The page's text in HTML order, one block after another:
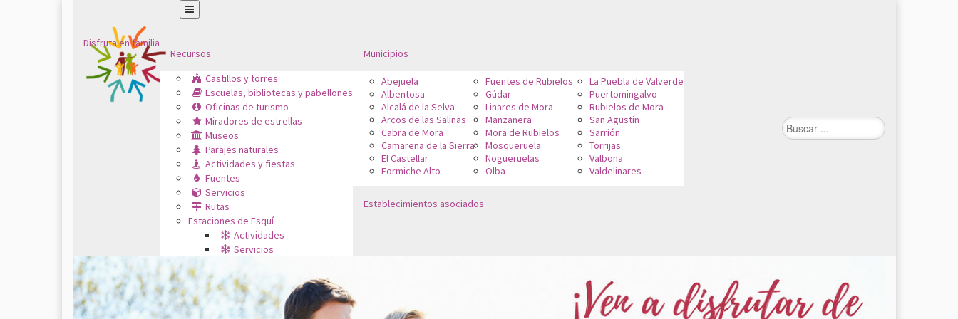
Disfruta en familia
Recursos
Castillos y torres
Escuelas, bibliotecas y pabellones
Oficinas de turismo
Miradores de estrellas
Museos
Parajes naturales
Actividades y fiestas
Fuentes
Servicios
Rutas
Estaciones de Esquí
Actividades
Servicios
Municipios
Abejuela
Albentosa
Alcalá de la Selva
Arcos de las Salinas
Cabra de Mora
Camarena de la Sierra
El Castellar
Formiche Alto
Fuentes de Rubielos
Gúdar
Linares de Mora
Manzanera
Mora de Rubielos
Mosqueruela
Nogueruelas
Olba
La Puebla de Valverde
Puertomingalvo
Rubielos de Mora
San Agustín
Sarrión
Torrijas
Valbona
Valdelinares
Establecimientos asociados